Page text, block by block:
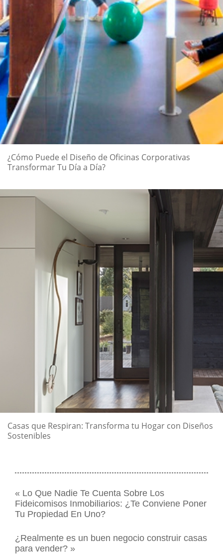
¿Cómo Puede el Diseño de Oficinas Corporativas
Transformar Tu Día a Día?
Casas que Respiran: Transforma tu Hogar con Diseños
Sostenibles
« Lo Que Nadie Te Cuenta Sobre Los
Fideicomisos Inmobiliarios: ¿Te Conviene Poner
Tu Propiedad En Uno?
¿Realmente es un buen negocio construir casas
para vender? »